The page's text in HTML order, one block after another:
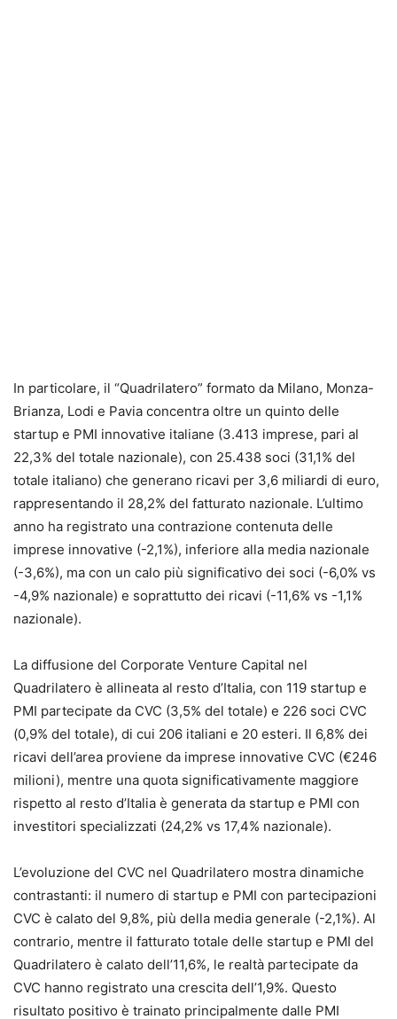
In particolare, il “Quadrilatero” formato da Milano, Monza-
Brianza, Lodi e Pavia concentra oltre un quinto delle
startup e PMI innovative italiane (3.413 imprese, pari al
22,3% del totale nazionale), con 25.438 soci (31,1% del
totale italiano) che generano ricavi per 3,6 miliardi di euro,
rappresentando il 28,2% del fatturato nazionale. L’ultimo
anno ha registrato una contrazione contenuta delle
imprese innovative (-2,1%), inferiore alla media nazionale
(-3,6%), ma con un calo più significativo dei soci (-6,0% vs
-4,9% nazionale) e soprattutto dei ricavi (-11,6% vs -1,1%
nazionale).
La diffusione del Corporate Venture Capital nel
Quadrilatero è allineata al resto d’Italia, con 119 startup e
PMI partecipate da CVC (3,5% del totale) e 226 soci CVC
(0,9% del totale), di cui 206 italiani e 20 esteri. Il 6,8% dei
ricavi dell’area proviene da imprese innovative CVC (€246
milioni), mentre una quota significativamente maggiore
rispetto al resto d’Italia è generata da startup e PMI con
investitori specializzati (24,2% vs 17,4% nazionale).
L’evoluzione del CVC nel Quadrilatero mostra dinamiche
contrastanti: il numero di startup e PMI con partecipazioni
CVC è calato del 9,8%, più della media generale (-2,1%). Al
contrario, mentre il fatturato totale delle startup e PMI del
Quadrilatero è calato dell’11,6%, le realtà partecipate da
CVC hanno registrato una crescita dell’1,9%. Questo
risultato positivo è trainato principalmente dalle PMI